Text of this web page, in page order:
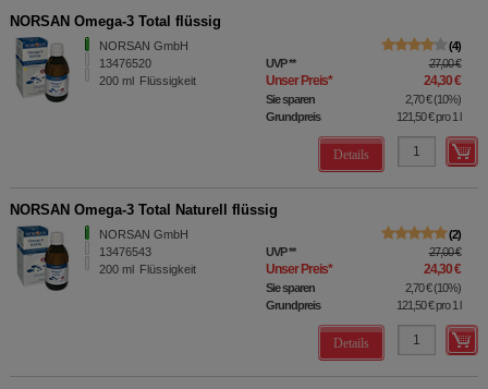
NORSAN Omega-3 Total flüssig
NORSAN GmbH
13476520
200 ml Flüssigkeit
4
UVP** 27,00 €
Unser Preis* 24,30 €
Sie sparen 2,70 €(10%)
Grundpreis
121,50 €pro 1 l
Details
NORSAN Omega-3 Total Naturell flüssig
NORSAN GmbH
13476543
200 ml Flüssigkeit
2
UVP** 27,00 €
Unser Preis* 24,30 €
Sie sparen 2,70 €(10%)
Grundpreis
121,50 €pro 1 l
Details